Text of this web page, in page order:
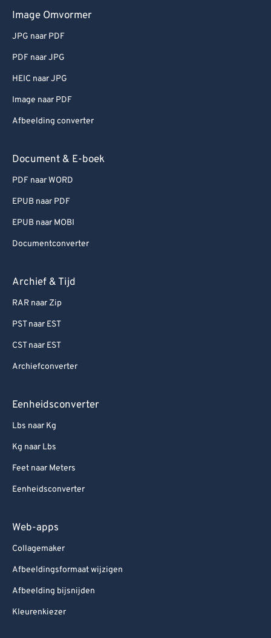
Image Omvormer
JPG naar PDF
PDF naar JPG
HEIC naar JPG
Image naar PDF
Afbeelding converter
Document & E-boek
PDF naar WORD
EPUB naar PDF
EPUB naar MOBI
Documentconverter
Archief & Tijd
RAR naar Zip
PST naar EST
CST naar EST
Archiefconverter
Eenheidsconverter
Lbs naar Kg
Kg naar Lbs
Feet naar Meters
Eenheidsconverter
Web-apps
Collagemaker
Afbeeldingsformaat wijzigen
Afbeelding bijsnijden
Kleurenkiezer